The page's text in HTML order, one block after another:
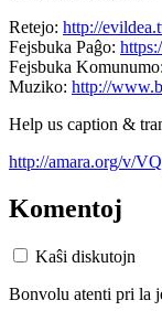
Retejo: http://
Fejsbuka Paĝo:
Fejsbuka Komunumo:
Muziko: http://
Help us caption &
http://amara.org/v/
Komentoj
Kaŝi diskutojn
Bonvolu atenti pri la